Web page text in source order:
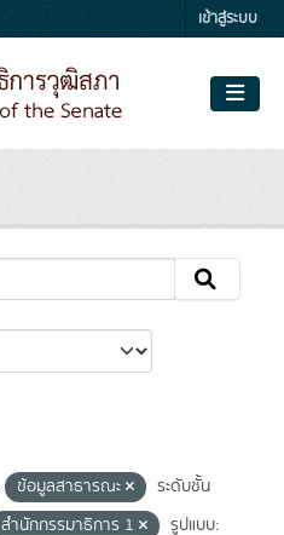
เข้าสู่ระบบ
ข้อมูลสาธารณะ
ระดับชั้น
สำนักกรรมาธิการ 1
รูปแบบ: